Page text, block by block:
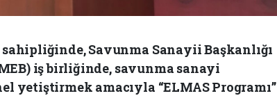
sahipliğinde, Savunma Sanayii Başkanlığı
iş birliğinde, savunma sanayi
yetiştirmek amacıyla “ELMAS Programı”